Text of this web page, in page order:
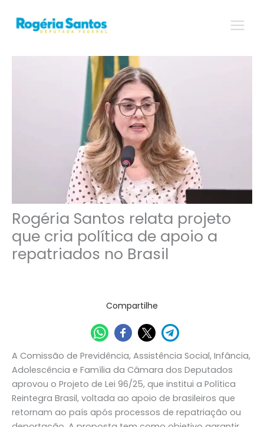
para
Rogéria Santos relata projeto
que cria política de apoio a
repatriados no Brasil
Compartilhe
A Comissão de Previdência, Assistência Social, Infância,
Adolescência e Família da Câmara dos Deputados
aprovou o Projeto de Lei 96/25, que institui a Política
Reintegra Brasil, voltada ao apoio de brasileiros que
retornam ao país após processos de repatriação ou